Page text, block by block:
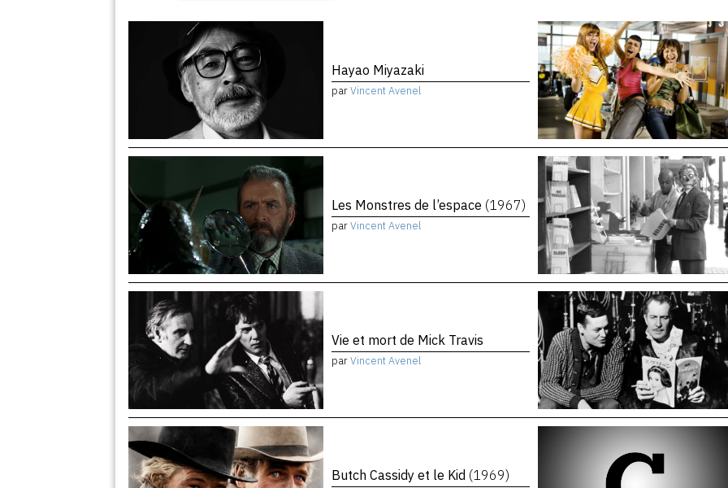
Hayao Miyazaki
parVincent Avenel
Les Monstres de l’espace (1967)
parVincent Avenel
Vie et mort de Mick Travis
parVincent Avenel
Butch Cassidy et le Kid (1969)